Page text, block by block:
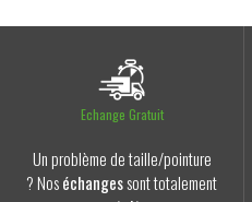
Echange Gratuit
Un problème de taille/pointure
? Noséchangessont totalement